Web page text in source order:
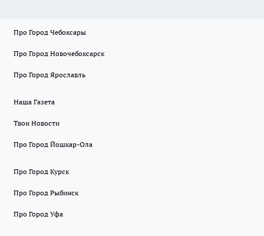
Про Город Чебоксары
Про Город Новочебоксарск
Про Город Ярославль
Наша Газета
Твои Новости
Про Город Йошкар-Ола
Про Город Курск
Про Город Рыбинск
Про Город Уфа